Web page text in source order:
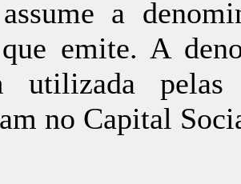
a
emite. A
utilizada
no Capital